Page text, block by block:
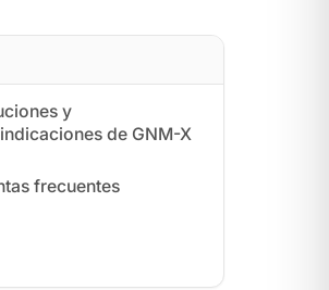
y
de GNM-X
frecuentes